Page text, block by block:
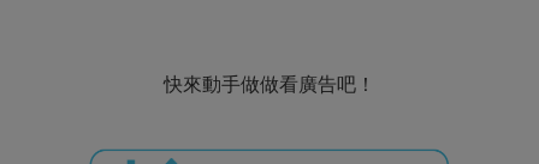
快來動手做做看廣告吧！